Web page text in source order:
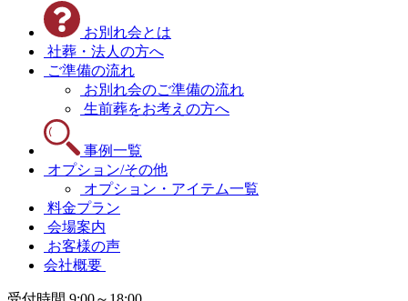
お別れ会とは
社葬・法人の方へ
ご準備の流れ
お別れ会のご準備の流れ
生前葬をお考えの方へ
事例一覧
オプション/その他
オプション・アイテム一覧
料金プラン
会場案内
お客様の声
会社概要